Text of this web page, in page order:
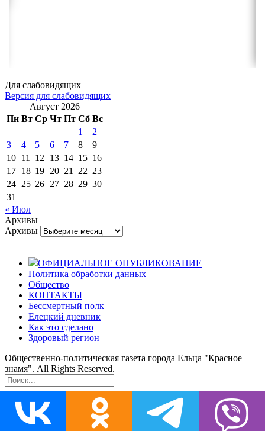
Для слабовидящих
Версия для слабовидящих
Август 2026
Пн Вт Ср Чт Пт Сб Вс
1
2
3
4 5 6 7 8
9
10 11 12 13 14 15 16
17 18 19 20 21 22 23
24 25 26 27 28 29 30
31
« Июл
Архивы
Архивы
ОФИЦИАЛЬНОЕ ОПУБЛИКОВАНИЕ
Политика обработки данных
Общество
КОНТАКТЫ
Бессмертный полк
Елецкий дневник
Как это сделано
Здоровый регион
Общественно-политическая газета города Ельца "Красное
знамя". All Rights Reserved.